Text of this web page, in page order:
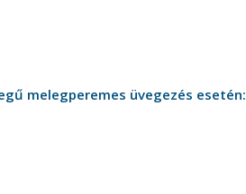
melegperemes üvegezés esetén: